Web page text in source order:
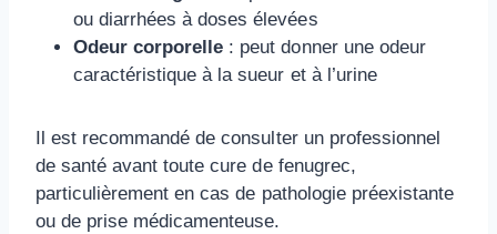
ou diarrhées à doses élevées
Odeur corporelle : peut donner une odeur
caractéristique à la sueur et à l’urine
Il est recommandé de consulter un professionnel
de santé avant toute cure de fenugrec,
particulièrement en cas de pathologie préexistante
ou de prise médicamenteuse.